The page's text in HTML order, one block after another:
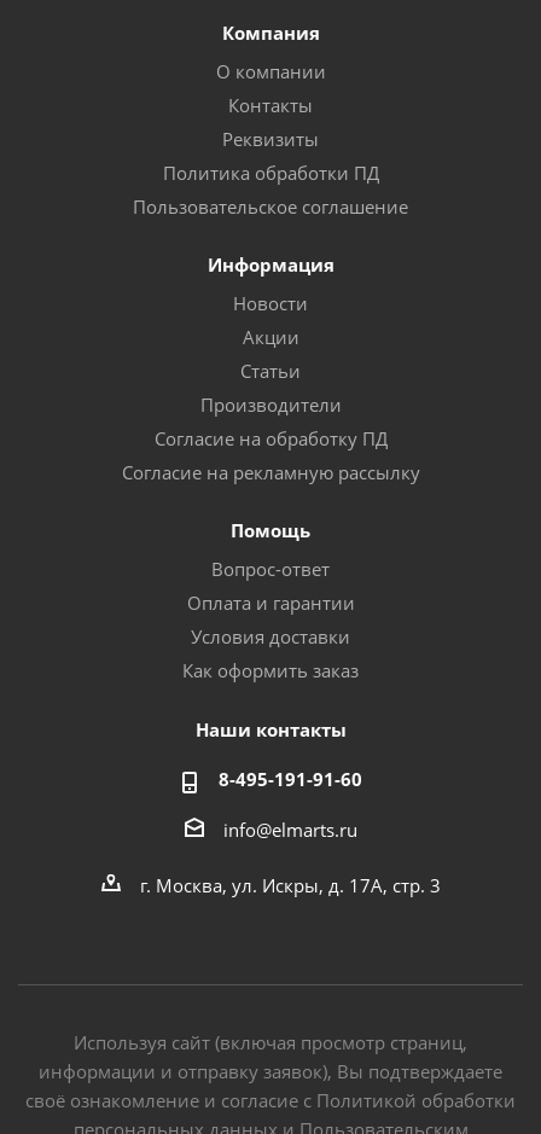
Компания
О компании
Контакты
Реквизиты
Политика обработки ПД
Пользовательское соглашение
Информация
Новости
Акции
Статьи
Производители
Согласие на обработку ПД
Согласие на рекламную рассылку
Помощь
Вопрос-ответ
Оплата и гарантии
Условия доставки
Как оформить заказ
Наши контакты
8-495-191-91-60
info@elmarts.ru
г. Москва, ул. Искры, д. 17А, стр. 3
Используя сайт (включая просмотр страниц,
информации и отправку заявок), Вы подтверждаете
своё ознакомление и согласие с Политикой обработки
персональных данных и Пользовательским